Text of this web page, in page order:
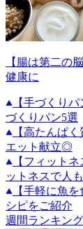
【腸は第二の
健康に
【手づくり
づくりパン5選
【高たんぱ
エット献立◎
【フィット
ットネスで人
【手軽に魚
シピをご紹介
週間ランキング